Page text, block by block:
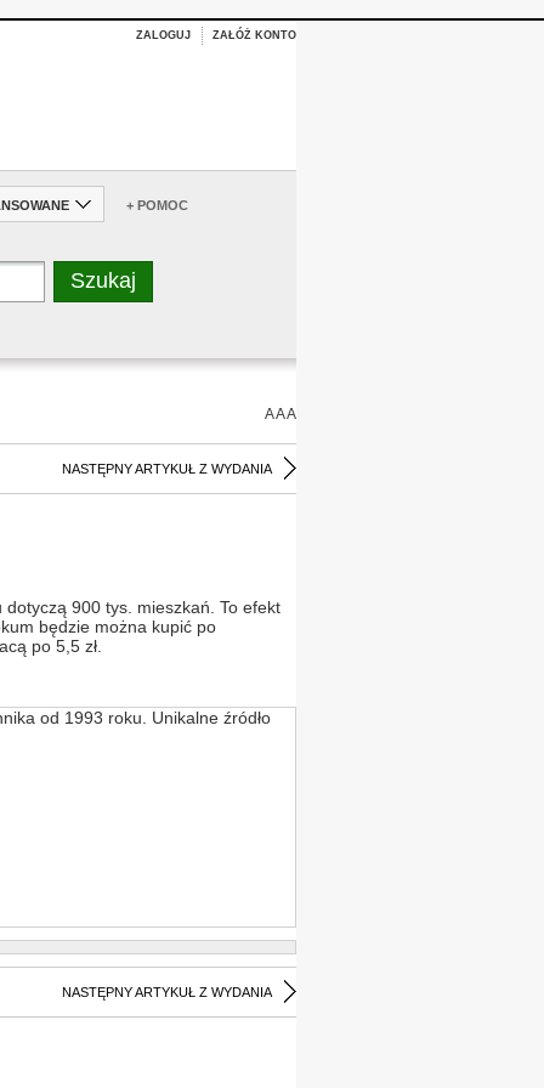
ZALOGUJ ZAŁÓŻ KONTO
+ POMOC
AAA
NASTĘPNY ARTYKUŁ Z WYDANIA
900 tys. mieszkań. To efekt
będzie można kupić po
po 5,5 zł.
od 1993 roku. Unikalne źródło
NASTĘPNY ARTYKUŁ Z WYDANIA